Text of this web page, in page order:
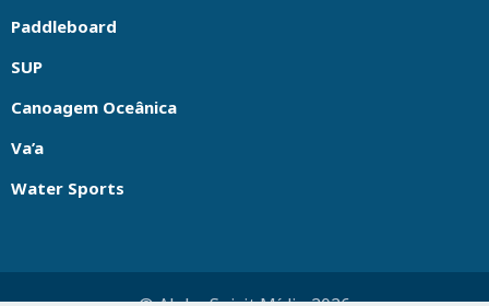
Paddleboard
SUP
Canoagem Oceânica
Va’a
Water Sports